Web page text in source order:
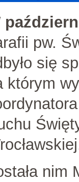
pw.
się
którym
nim